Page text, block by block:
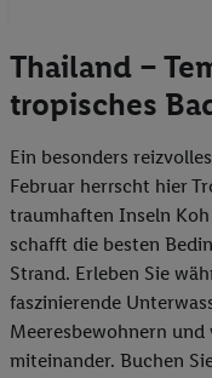
Thailand –
tropisches
Ein besonders reizvolles
Februar herrscht hier
traumhaften Inseln
schafft die besten
Strand. Erleben Sie
faszinierende
Meeresbewohnern
miteinander. Buchen